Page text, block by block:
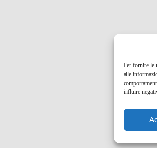
Per fornire le
alle
influire